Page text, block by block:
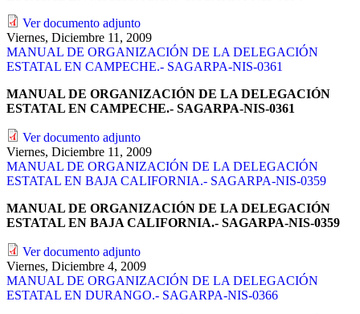
Ver documento adjunto
Viernes, Diciembre 11, 2009
MANUAL DE ORGANIZACIÓN DE LA DELEGACIÓN
ESTATAL EN CAMPECHE.- SAGARPA-NIS-0361
MANUAL DE ORGANIZACIÓN DE LA DELEGACIÓN
ESTATAL EN CAMPECHE.- SAGARPA-NIS-0361
Ver documento adjunto
Viernes, Diciembre 11, 2009
MANUAL DE ORGANIZACIÓN DE LA DELEGACIÓN
ESTATAL EN BAJA CALIFORNIA.- SAGARPA-NIS-0359
MANUAL DE ORGANIZACIÓN DE LA DELEGACIÓN
ESTATAL EN BAJA CALIFORNIA.- SAGARPA-NIS-0359
Ver documento adjunto
Viernes, Diciembre 4, 2009
MANUAL DE ORGANIZACIÓN DE LA DELEGACIÓN
ESTATAL EN DURANGO.- SAGARPA-NIS-0366